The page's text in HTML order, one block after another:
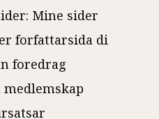
Mine sider
forfattarsida di
foredrag
medlemskap